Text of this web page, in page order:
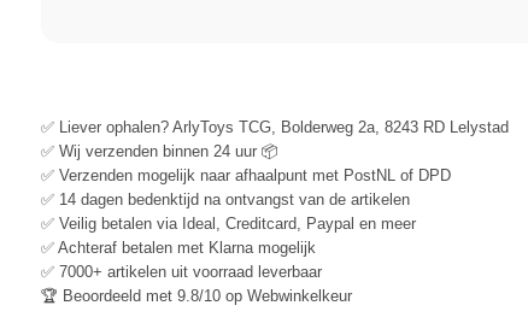
✅ Liever ophalen? ArlyToys TCG, Bolderweg 2a, 8243 RD Lelystad
✅ Wij verzenden binnen 24 uur 📦
✅ Verzenden mogelijk naar afhaalpunt met PostNL of DPD
✅ 14 dagen bedenktijd na ontvangst van de artikelen
✅ Veilig betalen via Ideal, Creditcard, Paypal en meer
✅ Achteraf betalen met Klarna mogelijk
✅ 7000+ artikelen uit voorraad leverbaar
🏆 Beoordeeld met 9.8/10 op Webwinkelkeur